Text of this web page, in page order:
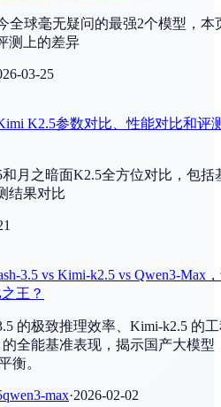
全球毫无疑问的最强2个模型，本
测上的差异
03-25
K2.5参数对比、性能对比和评
月之暗面K2.5全方位对比，包括
结果对比
3.5 vs Kimi-k2.5 vs Qwen3-Max
王？
的极致推理效率、Kimi-k2.5 的
全能基准表现，揭示国产大模型
衡。
qwen3-max·2026-02-02